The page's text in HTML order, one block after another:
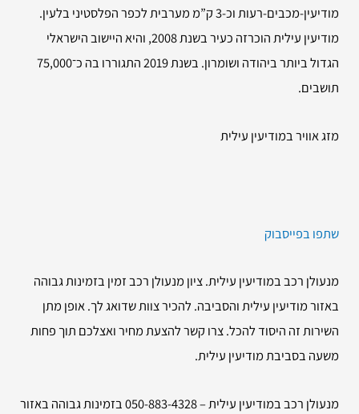
מודיעין-מכבים-רעות וכ-3 ק”מ מערבית לכפר הפלסטיני בלעין.
מודיעין עילית הוכרזה כעיר בשנת 2008‏, והיא היישוב הישראלי
הגדול ביותר ביהודה ושומרון. בשנת 2019 התגוררו בה כ־75,000
תושבים.
מזג אוויר במודיעין עילית
שתפו בפייסבוק
מנעולן רכב במודיעין עילית. ציון מנעולן רכב זמין בזמינות גבוהה
באזור מודיעין עילית והסביבה. להכיר צוות שדואג לך. אופן מתן
השירות זה היסוד להכל. צרו קשר להצעת מחיר ואצלכם תוך פחות
משעה בסביבת מודיעין עילית.
מנעולן רכב במודיעין עילית – 050-883-4328 בזמינות גבוהה באזור